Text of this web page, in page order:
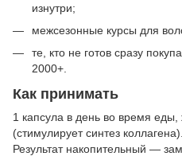
изнутри;
межсезонные курсы для
те, кто не готов сразу
2000+.
Как принимать
1 капсула в день во время
(стимулирует синтез
Результат накопительный —